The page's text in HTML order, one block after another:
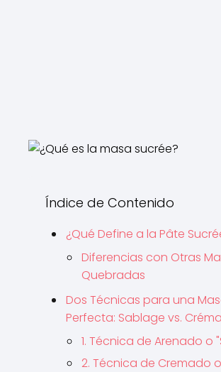
Índice de Contenido
¿Qué Define a la Pâte
Diferencias con Otras
Quebradas
Dos Técnicas para una
Perfecta: Sablage vs.
1. Técnica de Arenado o
2. Técnica de Cremado o